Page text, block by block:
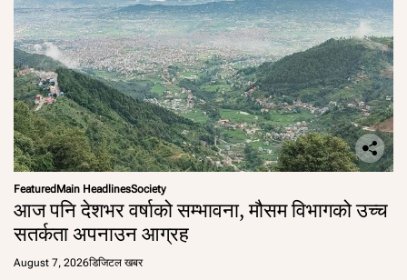
FeaturedMain HeadlinesSociety
आज पनि देशभर वर्षाको सम्भावना, मौसम विभागको उच्च
सतर्कता अपनाउन आग्रह
August 7, 2026डिजिटल खबर